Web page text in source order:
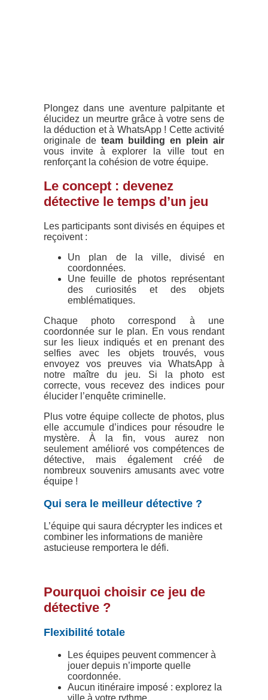
Plongez dans une aventure palpitante et
élucidez un meurtre grâce à votre sens de
la déduction et à WhatsApp ! Cette activité
originale de team building en plein air
vous invite à explorer la ville tout en
renforçant la cohésion de votre équipe.
Le concept : devenez
détective le temps d’un jeu
Les participants sont divisés en équipes et
reçoivent :
Un plan de la ville, divisé en
coordonnées.
Une feuille de photos représentant
des curiosités et des objets
emblématiques.
Chaque photo correspond à une
coordonnée sur le plan. En vous rendant
sur les lieux indiqués et en prenant des
selfies avec les objets trouvés, vous
envoyez vos preuves via WhatsApp à
notre maître du jeu. Si la photo est
correcte, vous recevez des indices pour
élucider l’enquête criminelle.
Plus votre équipe collecte de photos, plus
elle accumule d’indices pour résoudre le
mystère. À la fin, vous aurez non
seulement amélioré vos compétences de
détective, mais également créé de
nombreux souvenirs amusants avec votre
équipe !
Qui sera le meilleur détective ?
L’équipe qui saura décrypter les indices et
combiner les informations de manière
astucieuse remportera le défi.
Pourquoi choisir ce jeu de
détective ?
Flexibilité totale
Les équipes peuvent commencer à
jouer depuis n’importe quelle
coordonnée.
Aucun itinéraire imposé : explorez la